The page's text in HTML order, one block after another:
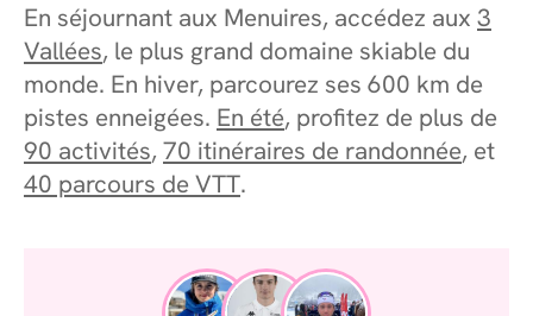
En séjournant aux Menuires, accédez aux 3
Vallées, le plus grand domaine skiable du
monde. En hiver, parcourez ses 600 km de
pistes enneigées. En été, profitez de plus de
90 activités, 70 itinéraires de randonnée, et
40 parcours de VTT.